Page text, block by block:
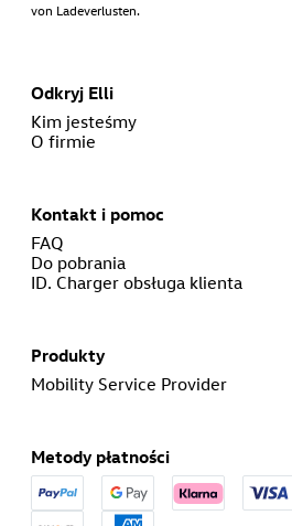
von Ladeverlusten.
Odkryj Elli
Kim jesteśmy
O firmie
Kontakt i pomoc
FAQ
Do pobrania
ID. Charger obsługa klienta
Produkty
Mobility Service Provider
Metody płatności